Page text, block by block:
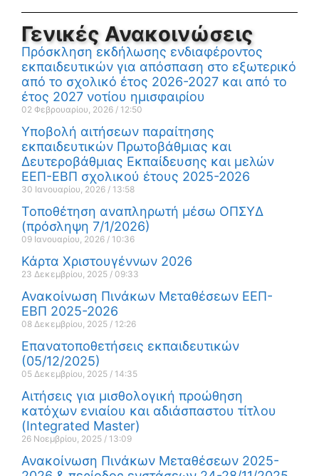
Γενικές Ανακοινώσεις
Πρόσκληση εκδήλωσης ενδιαφέροντος
εκπαιδευτικών για απόσπαση στο εξωτερικό
από το σχολικό έτος 2026-2027 και από το
έτος 2027 νοτίου ημισφαιρίου
02 Φεβρουαρίου, 2026 12:50
Υποβολή αιτήσεων παραίτησης
εκπαιδευτικών Πρωτοβάθμιας και
Δευτεροβάθμιας Εκπαίδευσης και μελών
ΕΕΠ-ΕΒΠ σχολικού έτους 2025-2026
30 Ιανουαρίου, 2026 13:58
Τοποθέτηση αναπληρωτή μέσω ΟΠΣΥΔ
(πρόσληψη 7/1/2026)
09 Ιανουαρίου, 2026 10:36
Κάρτα Χριστουγέννων 2026
23 Δεκεμβρίου, 2025 09:33
Ανακοίνωση Πινάκων Μεταθέσεων ΕΕΠ-
ΕΒΠ 2025-2026
08 Δεκεμβρίου, 2025 12:26
Επανατοποθετήσεις εκπαιδευτικών
(05/12/2025)
05 Δεκεμβρίου, 2025 14:35
Αιτήσεις για μισθολογική προώθηση
κατόχων ενιαίου και αδιάσπαστου τίτλου
(Integrated Master)
26 Νοεμβρίου, 2025 13:09
Ανακοίνωση Πινάκων Μεταθέσεων 2025-